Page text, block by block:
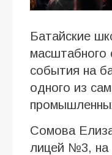
Батайские
масштабного
события на
одного из
Сомова
лицей №3, на